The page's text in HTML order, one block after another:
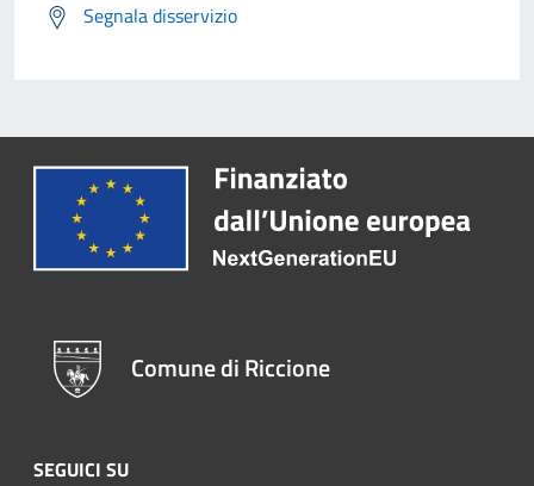
Segnala disservizio
Comune di Riccione
SEGUICI SU